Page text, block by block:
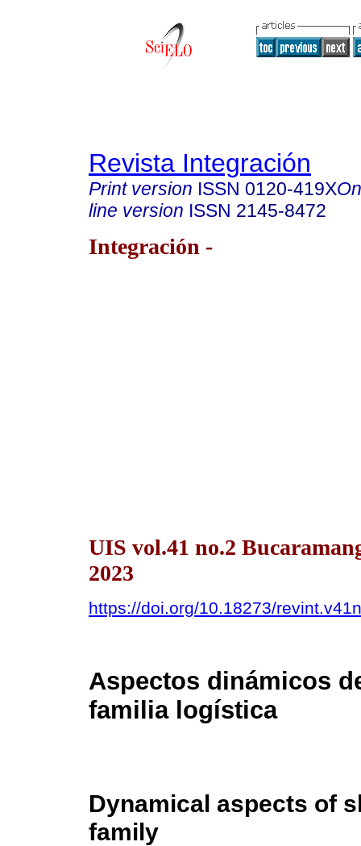
Revista Integración
Print version ISSN 0120-419X
line version ISSN 2145-8472
Integración -
UIS vol.41 no.2
2023
https://doi.org/10.18273/
Aspectos dinámicos
familia logística
Dynamical aspects of
family